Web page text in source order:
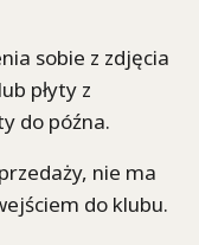
sobie z zdjęcia
płyty z
do późna.
nie ma
do klubu.